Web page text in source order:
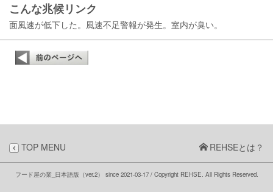
こんな兆候リンク
面風速が低下した。風速不足警報が発生。室内が臭い。
TOP MENU REHSEとは？
フード屋の業_日本語版（ver.2） since 2021-03-17/ Copyright REHSE. All Rights Reserved.